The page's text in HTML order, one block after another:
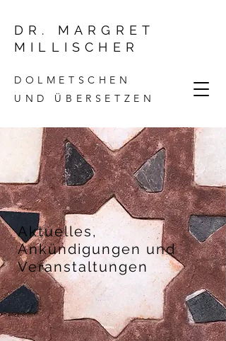
DR. MARGRET
MILLISCHER
DOLMETSCHEN
UND ÜBERSETZEN
Aktuelles,
Ankündigungen und
Veranstaltungen